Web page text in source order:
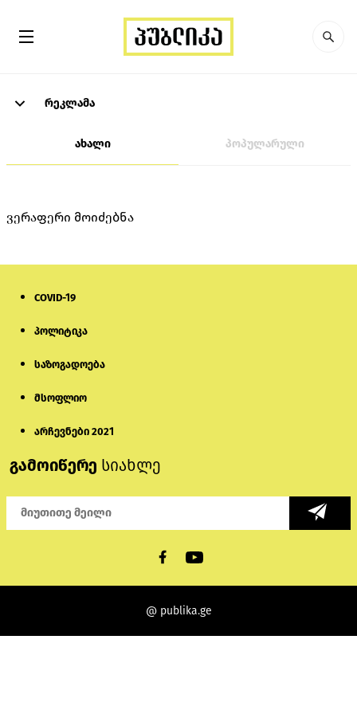
რეკლამა
ახალი პოპულარული
ვერაფერი მოიძებნა
COVID-19
პოლიტიკა
საზოგადოება
მსოფლიო
არჩევნები 2021
გამოიწერე სიახლე
@ publika.ge